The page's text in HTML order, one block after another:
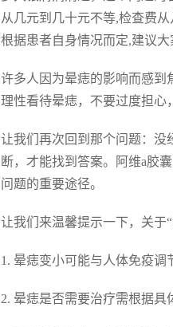
从几元到几十元不等,检查费
根据患者自身情况而定,建议大
许多人因为晕痣的影响而感到
理性看待晕痣，不要过度担心
让我们再次回到那个问题：没
断，才能找到答案。阿维a胶
问题的重要途径。
让我们来温馨提示一下，关于
1. 晕痣变小可能与人体免疫调
2. 晕痣是否需要治疗需根据具